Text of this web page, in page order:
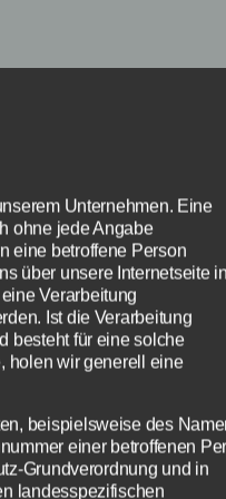
direkt beim
auftaucht, hört
auf dem
Windows 1809
Unternehmen. Eine
ohne jede Angabe
eine betroffene Person
über unsere Internetseite in
Verarbeitung
Ist die Verarbeitung
besteht für eine solche
holen wir generell eine
beispielsweise des
einer betroffenen
Grundverordnung und in
landesspezifischen